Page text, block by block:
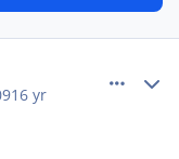
16 yr